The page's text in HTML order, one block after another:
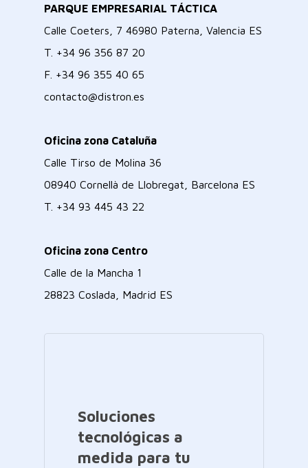
PARQUE EMPRESARIAL TÁCTICA
Calle Coeters, 7 46980 Paterna, Valencia ES
T. +34 96 356 87 20
F. +34 96 355 40 65
contacto@distron.es
Oficina zona Cataluña
Calle Tirso de Molina 36
08940 Cornellà de Llobregat, Barcelona ES
T. +34 93 445 43 22
Oficina zona Centro
Calle de la Mancha 1
28823 Coslada, Madrid ES
Soluciones
tecnológicas a
medida para tu